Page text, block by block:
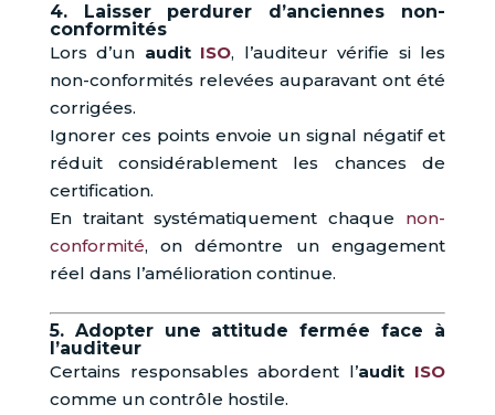
4. Laisser perdurer d’anciennes non-
conformités
Lors d’un audit ISO, l’auditeur vérifie si les
non-conformités relevées auparavant ont été
corrigées.
Ignorer ces points envoie un signal négatif et
réduit considérablement les chances de
certification.
En traitant systématiquement chaque non-
conformité, on démontre un engagement
réel dans l’amélioration continue.
5. Adopter une attitude fermée face à
l’auditeur
Certains responsables abordent l’audit ISO
comme un contrôle hostile.